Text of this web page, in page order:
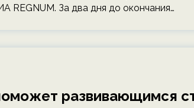
За два дня до окончания…
развивающимся